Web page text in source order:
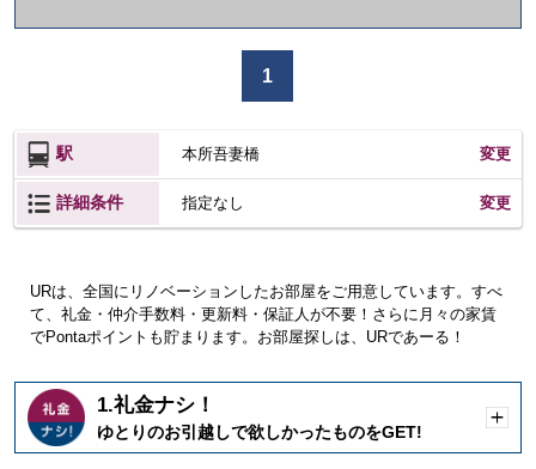
か
1
駅 本所吾妻橋 変更
詳細条件 指定なし 変更
URは、全国にリノベーションしたお部屋をご用意しています。すべ
て、礼金・仲介手数料・更新料・保証人が不要！さらに月々の家賃
でPontaポイントも貯まります。お部屋探しは、URであーる！
1.礼金ナシ！
ゆとりのお引越しで欲しかったものをGET!
く